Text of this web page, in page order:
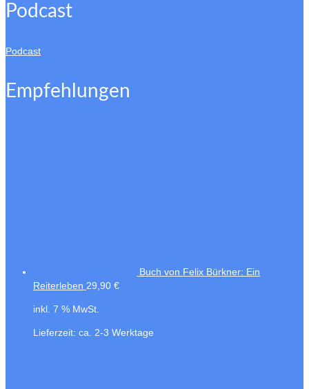
Podcast
Podcast
Empfehlungen
Buch von Felix Bürkner: Ein
Reiterleben 29,90 €
inkl. 7 % MwSt.
Lieferzeit: ca. 2-3 Werktage